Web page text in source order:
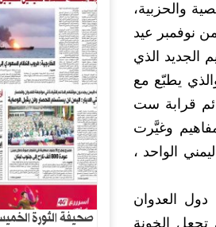
والحزبية،
نفسه الذي كوّن هذه الحالة العجيبة والغريبة التي نرى فيها هؤلاء يكتبون ويتحدثون عن الـ 30 من نوفمبر عيد
القديم الجديد الذي
يطبّع مع
قرابة ست
وغيَّرت
الواحد ،
العدوان
تجعل الخونة